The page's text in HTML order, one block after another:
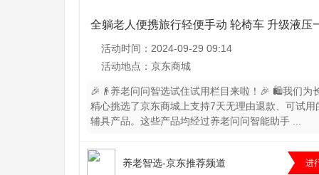
全躺老人便携旅行轻便手动 轮椅车 升级液压
活动时间：2024-09-29 09:14
活动地点：京东商城
🎉👴养老问问智选试住试用栏目来啦！🎉 🛍️我们为
精心挑选了京东商城上支持7天无理由退款、可试用
辅具产品。这些产品均经过养老问问智能助手 ...
进
养老智选-京东推荐频道